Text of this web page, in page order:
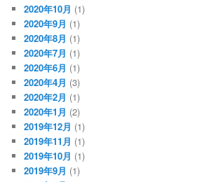
2020年10月 (1)
2020年9月 (1)
2020年8月 (1)
2020年7月 (1)
2020年6月 (1)
2020年4月 (3)
2020年2月 (1)
2020年1月 (2)
2019年12月 (1)
2019年11月 (1)
2019年10月 (1)
2019年9月 (1)